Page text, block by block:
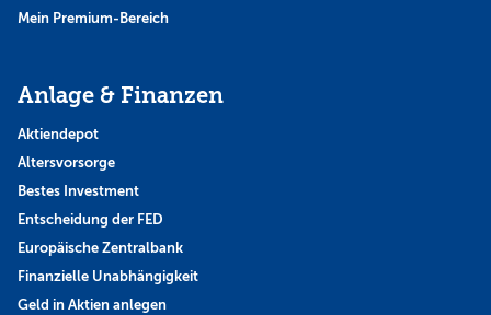
Mein Premium-Bereich
Anlage & Finanzen
Aktiendepot
Altersvorsorge
Bestes Investment
Entscheidung der FED
Europäische Zentralbank
Finanzielle Unabhängigkeit
Geld in Aktien anlegen